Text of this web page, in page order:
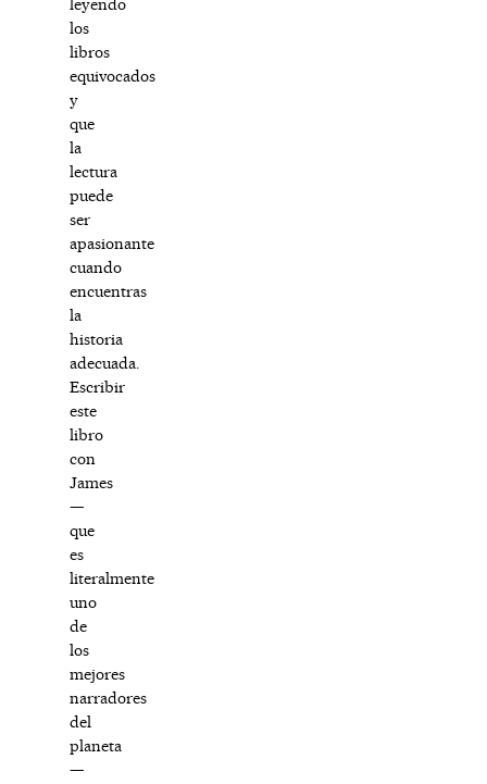
los
libros
equivocados
y
que
la
lectura
puede
ser
apasionante
cuando
encuentras
la
historia
adecuada.
Escribir
este
libro
con
James
—
que
es
literalmente
uno
de
los
mejores
narradores
del
planeta
—